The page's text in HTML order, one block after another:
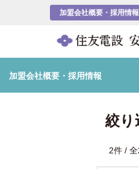
加盟会社概要・採用情報
加盟会社概要・採用情報
絞り
2件 /